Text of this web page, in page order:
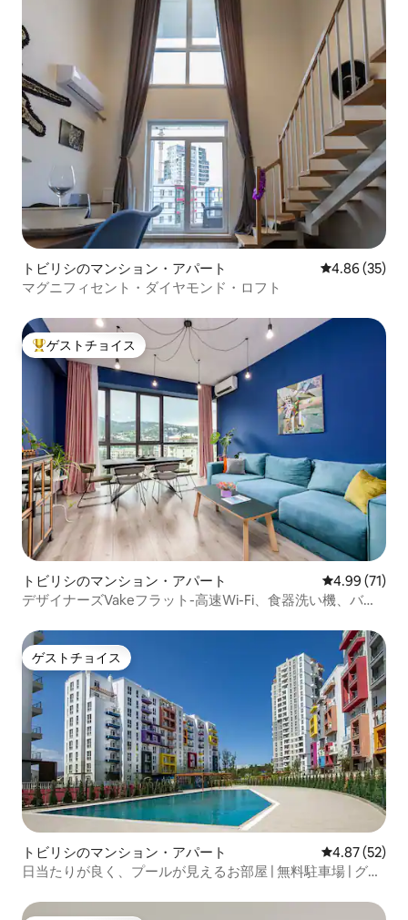
トビリシのマンション・アパート レビュー35
4.86 (35)
マグニフィセント・ダイヤモンド・ロフト
大好評のゲストチョイスです。
ゲストチョイス
トビリシのマンション・アパート レビュー71
4.99 (71)
デザイナーズVakeフラット-高速Wi-Fi、食器洗い機、バル
ゲストチョイス
ゲストチョイス
トビリシのマンション・アパート レビュー52
4.87 (52)
日当たりが良く、プールが見えるお部屋 | 無料駐車場 | グリ